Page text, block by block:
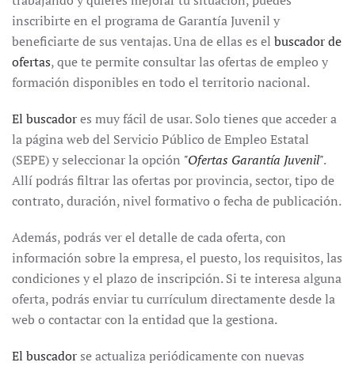
inscribirte en el programa de Garantía Juvenil y
beneficiarte de sus ventajas. Una de ellas es el buscador de
ofertas, que te permite consultar las ofertas de empleo y
formación disponibles en todo el territorio nacional.
El buscadores muy fácil de usar. Solo tienes que acceder a
la página web del Servicio Público de Empleo Estatal
(SEPE) y seleccionar la opción "Ofertas Garantía Juvenil".
Allí podrás filtrar las ofertas por provincia, sector, tipo de
contrato, duración, nivel formativo o fecha de publicación.
Además, podrás ver el detalle de cada oferta, con
información sobre la empresa, el puesto, los requisitos, las
condiciones y el plazo de inscripción. Si te interesa alguna
oferta, podrás enviar tu currículum directamente desde la
web o contactar con la entidad que la gestiona.
El buscador se actualiza periódicamente con nuevas